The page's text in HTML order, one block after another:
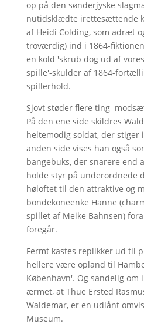
op på den sønderjyske
nutidsklædte irettesættende
af Heidi Colding, som adræt
troværdig) ind i 1864-
en kold 'skrub dog ud af
spille'-skulder af 1864-
spillerhold.
Sjovt støder flere ting
På den ene side skildres
heltemodig soldat, der stiger
anden side vises han også
bangebuks, der snarere end
holde styr på underordnede
høloftet til den attraktive og
bondekoneenke Hanne
spillet af Meike Bahnsen)
foregår.
Fermt kastes replikker ud til
hellere være opland til
København'. Og sandelig om
ærmet, at Thue Ersted
Waldemar, er en udlånt
Museum.